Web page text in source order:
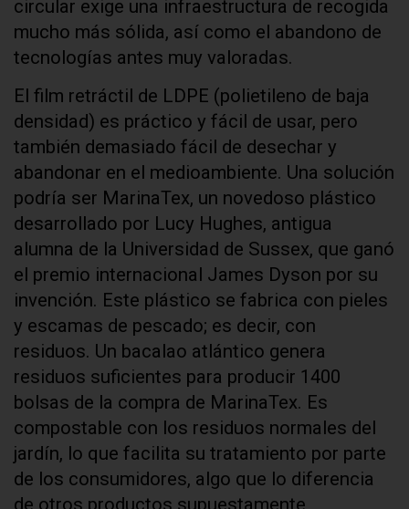
circular exige una infraestructura de recogida
mucho más sólida, así como el abandono de
tecnologías antes muy valoradas.
El film retráctil de LDPE (polietileno de baja
densidad) es práctico y fácil de usar, pero
también demasiado fácil de desechar y
abandonar en el medioambiente. Una solución
podría ser MarinaTex, un novedoso plástico
desarrollado por Lucy Hughes, antigua
alumna de la Universidad de Sussex, que ganó
el premio internacional James Dyson por su
invención. Este plástico se fabrica con pieles
y escamas de pescado; es decir, con
residuos. Un bacalao atlántico genera
residuos suficientes para producir 1400
bolsas de la compra de MarinaTex. Es
compostable con los residuos normales del
jardín, lo que facilita su tratamiento por parte
de los consumidores, algo que lo diferencia
de otros productos supuestamente